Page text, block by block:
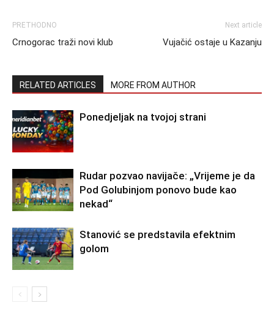
PRETHODNO
Crnogorac traži novi klub
Next article
Vujačić ostaje u Kazanju
RELATED ARTICLES MORE FROM AUTHOR
Ponedjeljak na tvojoj strani
Rudar pozvao navijače: „Vrijeme je da
Pod Golubinjom ponovo bude kao
nekad“
Stanović se predstavila efektnim
golom